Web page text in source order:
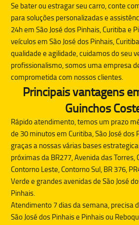
Se bater ou estragar seu carro, conte
para soluções personalizadas e
24h em São José dos Pinhais, Curitiba e
veículos em São José dos Pinhais,
qualidade e agilidade, cuidamos do seu
profissionalismo, somos uma empresa
comprometida com nossos clientes.
Principais vantagens
Guinchos
Rápido atendimento, temos um prazo
de 30 minutos em Curitiba, São José dos
graças a nossas várias bases
próximas da BR277, Avenida das Torres,
Contorno Leste, Contorno Sul, BR 376,
Verde e grandes avenidas de São José
Pinhais.
Atendimento 7 dias da semana, precisa
São José dos Pinhais e Pinhais ou